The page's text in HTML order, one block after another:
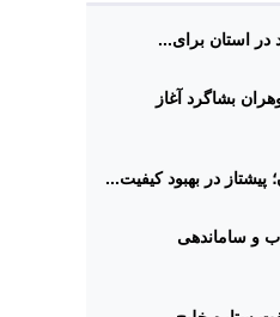
بشاگرد آغاز
در بهبود کیفیت...
و ساماندهی